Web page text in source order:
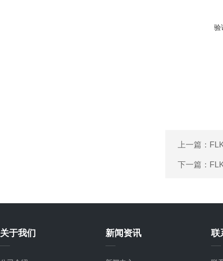
验
上一篇：
下一篇：
关于我们 新闻资讯 联